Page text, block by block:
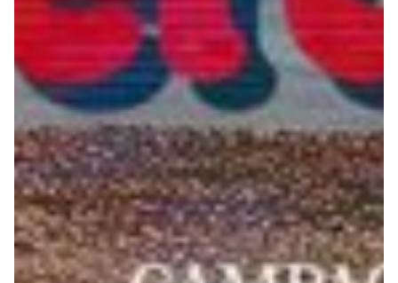
Outlet
Caffè Boasi x Genoa
Helan x Genoa
Isolani x Genoa
Gift Card Online Store